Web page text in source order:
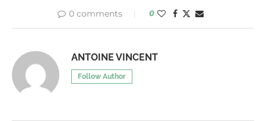
0 comments 0
ANTOINE VINCENT
Follow Author